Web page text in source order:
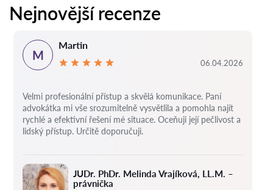
Nejnovější recenze
JUDr. PhDr. Melinda Vrajíková, LL.M. –
právnička
M
Martin
06.04.2026
Velmi profesionální přístup a skvělá komunikace. Paní
advokátka mi vše srozumitelně vysvětlila a pomohla najít
rychlé a efektivní řešení mé situace. Oceňuji její pečlivost a
lidský přístup. Určitě doporučuji.